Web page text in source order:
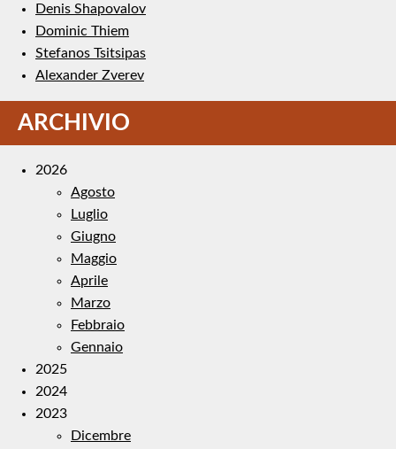
Denis Shapovalov
Dominic Thiem
Stefanos Tsitsipas
Alexander Zverev
ARCHIVIO
2026
Agosto
Luglio
Giugno
Maggio
Aprile
Marzo
Febbraio
Gennaio
2025
2024
2023
Dicembre